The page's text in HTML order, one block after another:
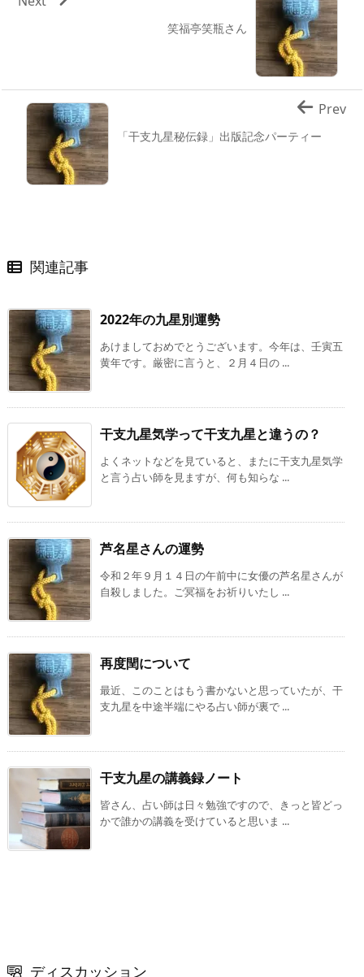
笑福亭笑瓶さん
「干支九星秘伝録」出版記念パーティー
Prev
関連記事
2022年の九星別運勢
あけましておめでとうございます。今年は、壬寅五
黄年です。厳密に言うと、２月４日の ...
干支九星気学って干支九星と違うの？
よくネットなどを見ていると、またに干支九星気学
と言う占い師を見ますが、何も知らな ...
芦名星さんの運勢
令和２年９月１４日の午前中に女優の芦名星さんが
自殺しました。ご冥福をお祈りいたし ...
再度閏について
最近、このことはもう書かないと思っていたが、干
支九星を中途半端にやる占い師が裏で ...
干支九星の講義録ノート
皆さん、占い師は日々勉強ですので、きっと皆どっ
かで誰かの講義を受けていると思いま ...
ディスカッション